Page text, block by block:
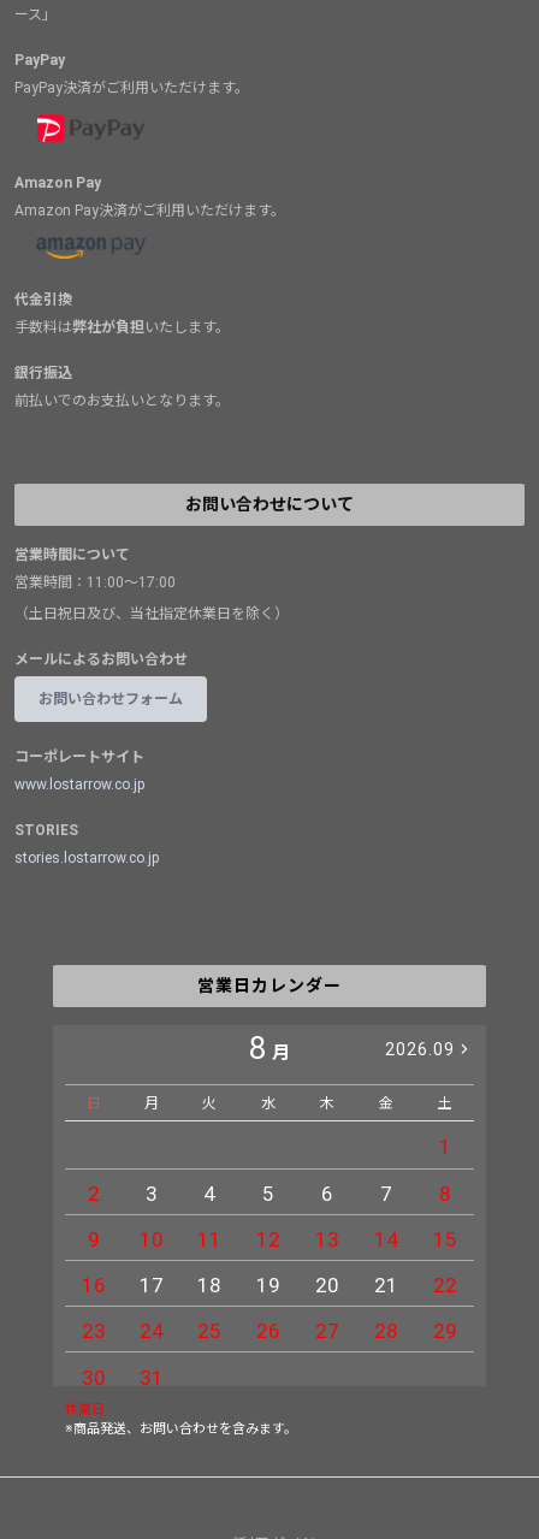
ース」
PayPay
PayPay決済がご利用いただけます。
Amazon Pay
Amazon Pay決済がご利用いただけます。
代金引換
手数料は弊社が負担いたします。
銀行振込
前払いでのお支払いとなります。
お問い合わせについて
営業時間について
営業時間：11:00～17:00
（土日祝日及び、当社指定休業日を除く）
メールによるお問い合わせ
お問い合わせフォーム
コーポレートサイト
www.lostarrow.co.jp
STORIES
stories.lostarrow.co.jp
営業日カレンダー
8 月 2026.09
日 月 火 水 木 金 土
1
2
3 4 5 6 7
8
9
10 11 12 13 14
15
16
17 18 19 20 21
22
23
24 25 26 27 28
29
30
31
休業日
※商品発送、お問い合わせを含みます。